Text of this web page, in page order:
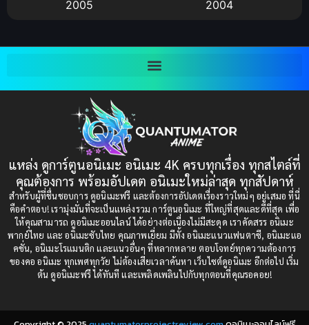
Bitch (ผู้หญิงร่าน)
Bondage (ทาส)(1)
(1)
Censored (เซ็นเซอร์)(19)
Comedy (ตลก)(235)
Comedy (ตลก)(85)
Comic Book การ์ตูน(1)
2005
2004
1997
1993
1991
1989
1988
1987
1985
1984
1983
1982
1981
1980
1979
แหล่ง ดูการ์ตูนอนิเมะ อนิเมะ 4K ครบทุกเรื่อง ทุกสไตล์ที่
คุณต้องการ พร้อมอัปเดต อนิเมะใหม่ล่าสุด ทุกสัปดาห์
สำหรับผู้ที่ชื่นชอบการ ดูอนิเมะฟรี และต้องการอัปเดตเรื่องราวใหม่ๆ อยู่เสมอ ที่นี่
คือคำตอบ! เรามุ่งมั่นที่จะเป็นแหล่งรวม การ์ตูนอนิเมะ ที่ใหญ่ที่สุดและดีที่สุด เพื่อ
ให้คุณสามารถ ดูอนิเมะออนไลน์ ได้อย่างต่อเนื่องไม่มีสะดุด เราคัดสรร อนิเมะ
พากย์ไทย และ อนิเมะซับไทย คุณภาพเยี่ยม มีทั้ง อนิเมะแนวแฟนตาซี, อนิเมะแอ
คชั่น, อนิเมะโรแมนติก และแนวอื่นๆ ที่หลากหลาย ตอบโจทย์ทุกความต้องการ
ของคอ อนิเมะ ทุกเพศทุกวัย ไม่ต้องเสียเวลาค้นหา เว็บไซต์ดูอนิเมะ อีกต่อไป เริ่ม
ต้น ดูอนิเมะฟรี ได้ทันที และเพลิดเพลินไปกับทุกตอนที่คุณรอคอย!